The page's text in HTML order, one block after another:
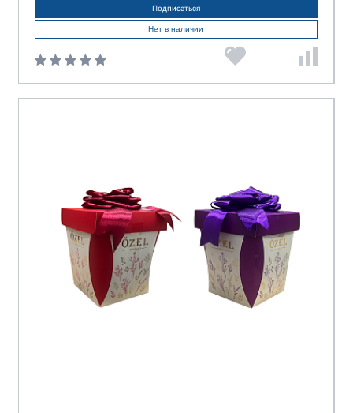
Подписаться
Нет в наличии